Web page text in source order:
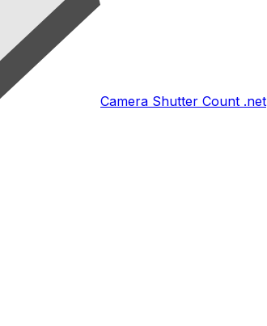
Camera Shutter Count .net